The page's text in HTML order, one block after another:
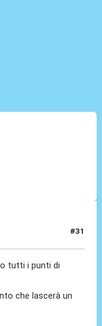
#31
tutti i punti di
che lascerà un